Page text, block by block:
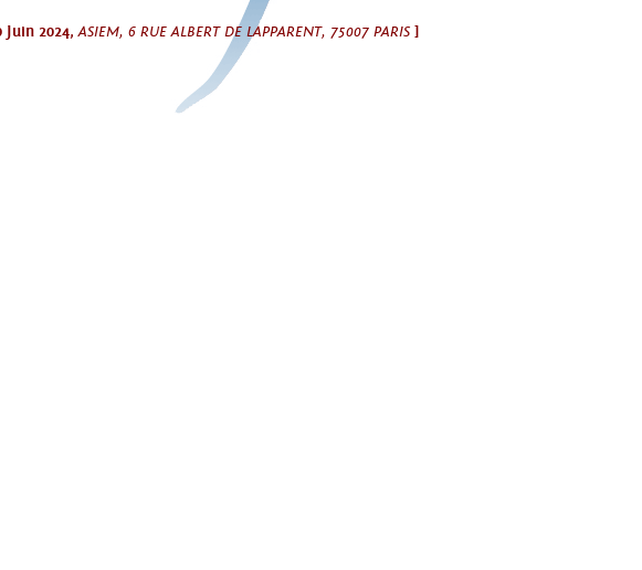
Juin 2024,ASIEM, 6 RUE ALBERT DE LAPPARENT, 75007 PARIS ]